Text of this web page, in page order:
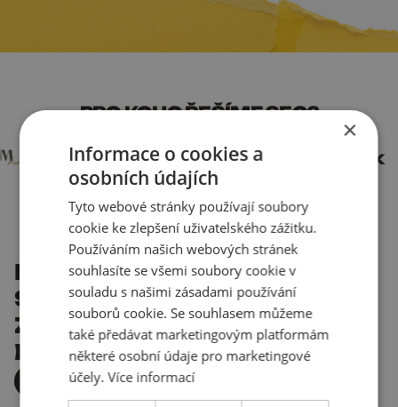
PRO KOHO ŘEŠÍME SEO?
POMÁHÁME
SKVĚLÝM
ZNAČKÁM
BÝT JEŠTĚ LEPŠÍ
VŠECHNY PŘÍPADOVKY
×
Informace o cookies a
osobních údajích
Tyto webové stránky používají soubory
cookie ke zlepšení uživatelského zážitku.
Používáním našich webových stránek
souhlasíte se všemi soubory cookie v
souladu s našimi zásadami používání
souborů cookie. Se souhlasem můžeme
také předávat marketingovým platformám
některé osobní údaje pro marketingové
účely.Více informací